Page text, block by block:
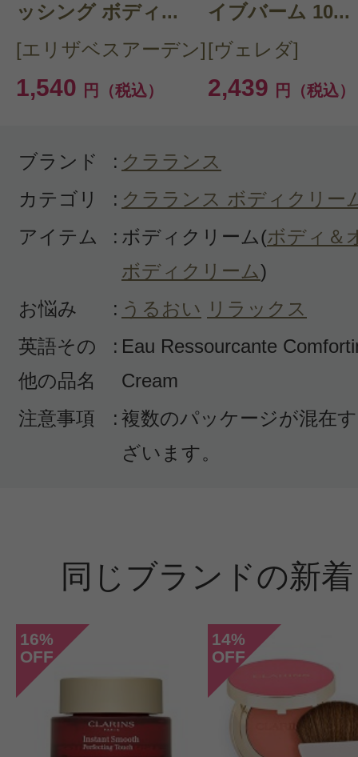
らクチコミ投稿すると1 商品に
ントプレゼント！
ッシング ボディ...
[エリザベスアーデン]
1,540 円（税込）
イブバーム 10...
[ヴェレダ]
2,439 円（税込）
ブランド : クラランス
カテゴリ
: クラランス ボディクリー
アイテム
: ボディクリーム(ボディ＆
ボディクリーム)
お悩み
: うるおい リラックス
英語その
他の品名
: Eau Ressourcante
Cream
注意事項
: 複数のパッケージが混在
ざいます。
同じブランドの新
16%
OFF
14%
OFF